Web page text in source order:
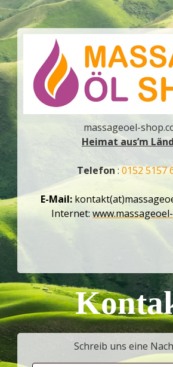
massageoel-
Heimat aus’m
Telefon: 0152 5157
E-Mail:
Internet:
Schreib uns eine